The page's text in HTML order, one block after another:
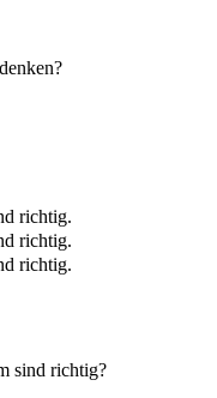
richtig.
richtig.
richtig.
sind richtig?